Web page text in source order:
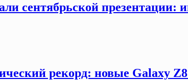
сентябрьской презентации:
рекорд: новые Galaxy